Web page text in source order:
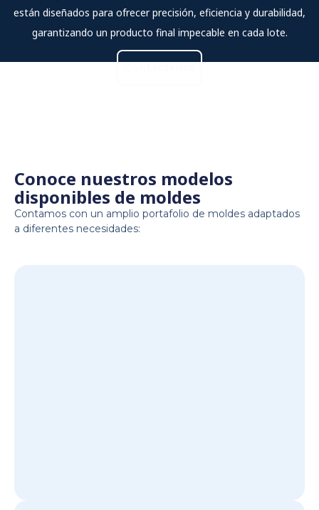
están diseñados para ofrecer precisión, eficiencia y durabilidad,
garantizando un producto final impecable en cada lote.
Conoce nuestros modelos
disponibles de moldes
Contamos con un amplio portafolio de moldes adaptados
a diferentes necesidades: